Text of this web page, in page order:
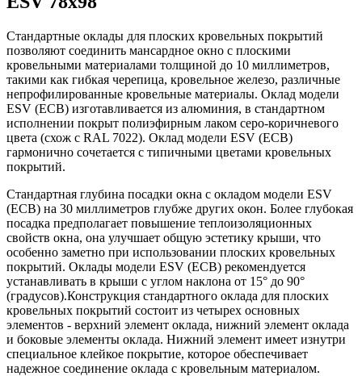
Стандартные оклады для плоских кровельных покрытий
позволяют соединить мансардное окно с плоскими
кровельными материалами толщиной до 10 миллиметров,
такими как гибкая черепица, кровельное железо, различные
непрофилированные кровельные материалы. Оклад модели
ESV (ЕСВ) изготавливается из алюминия, в стандартном
исполнении покрыт полиэфирным лаком серо-коричневого
цвета (схож с RAL 7022). Оклад модели ESV (ЕСВ)
гармонично сочетается с типичными цветами кровельных
покрытий.
Стандартная глубина посадки окна с окладом модели ESV
(ЕСВ) на 30 миллиметров глубже других окон. Более глубокая
посадка предполагает повышение теплоизоляционных
свойств окна, она улучшает общую эстетику крыши, что
особенно заметно при использовании плоских кровельных
покрытий. Оклады модели ESV (ЕСВ) рекомендуется
устанавливать в крыши с углом наклона от 15° до 90°
(градусов).Конструкция стандартного оклада для плоских
кровельных покрытий состоит из четырех основных
элементов - верхний элемент оклада, нижний элемент оклада
и боковые элементы оклада. Нижний элемент имеет изнутри
специальное клейкое покрытие, которое обеспечивает
надежное соединение оклада с кровельным материалом.